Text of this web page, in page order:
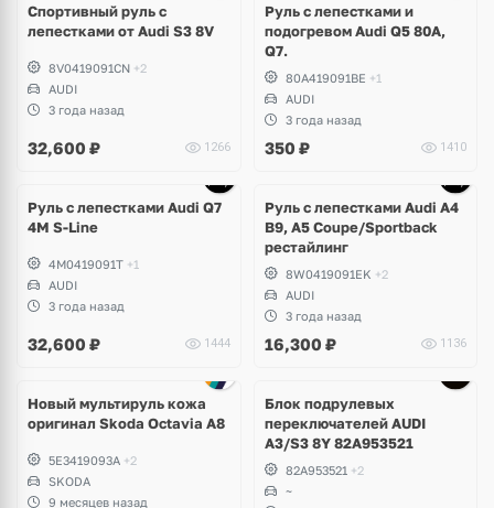
Спортивный руль c
лепестками от Audi S3 8V
8V0419091CN +2
AUDI
3 года назад
32,600 ₽ 1266
Руль с лепестками и
подогревом Audi Q5 80A,
Q7.
80A419091BE +1
AUDI
3 года назад
350 ₽ 1410
Руль с лепестками Audi Q7
4M S-Line
4M0419091T +1
AUDI
3 года назад
32,600 ₽ 1444
Руль с лепестками Audi A4
B9, A5 Coupe/Sportback
рестайлинг
8W0419091EK +2
AUDI
3 года назад
16,300 ₽ 1136
Новый мультируль кожа
оригинал Skoda Octavia A8
5E3419093A +2
SKODA
9 месяцев назад
Блок подрулевых
переключателей AUDI
A3/S3 8Y 82A953521
82A953521 +2
~